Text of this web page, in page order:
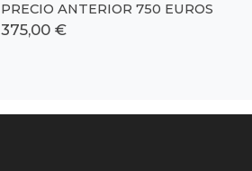
PRECIO ANTERIOR 750 EUROS
375,00 €